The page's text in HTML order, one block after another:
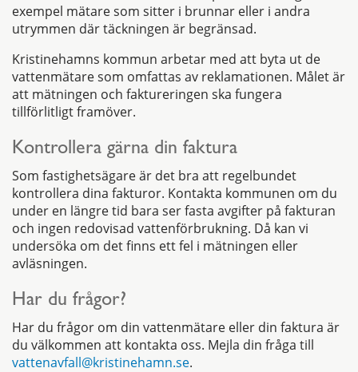
exempel mätare som sitter i brunnar eller i andra
utrymmen där täckningen är begränsad.
Kristinehamns kommun arbetar med att byta ut de
vattenmätare som omfattas av reklamationen. Målet är
att mätningen och faktureringen ska fungera
tillförlitligt framöver.
Kontrollera gärna din faktura
Som fastighetsägare är det bra att regelbundet
kontrollera dina fakturor. Kontakta kommunen om du
under en längre tid bara ser fasta avgifter på fakturan
och ingen redovisad vattenförbrukning. Då kan vi
undersöka om det finns ett fel i mätningen eller
avläsningen.
Har du frågor?
Har du frågor om din vattenmätare eller din faktura är
du välkommen att kontakta oss. Mejla din fråga till
vattenavfall@kristinehamn.se.